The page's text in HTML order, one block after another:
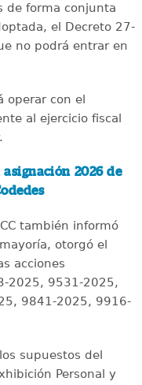
de forma conjunta
el Decreto 27-
no podrá entrar en
operar con el
al ejercicio fiscal
2026 de
también informó
otorgó el
acciones
2025, 9531-2025,
9841-2025, 9916-
supuestos del
Personal y